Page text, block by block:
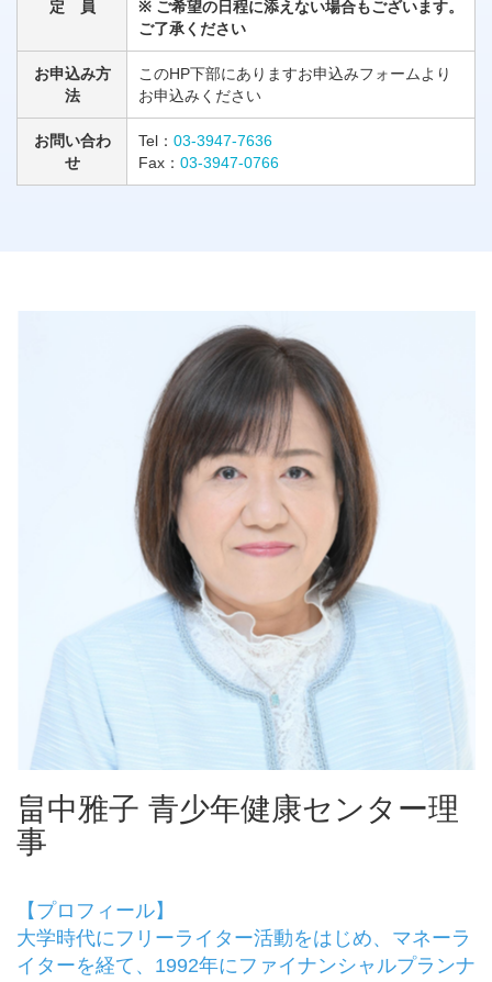
定 員
※ ご希望の日程に添えない場合もございます。
ご了承ください
お申込み方
法
このHP下部にありますお申込みフォームより
お申込みください
お問い合わ
せ
Tel： 03-3947-7636
Fax： 03-3947-0766
畠中雅子 青少年健康センター理
事
【プロフィール】
大学時代にフリーライター活動をはじめ、マネーラ
イターを経て、1992年にファイナンシャルプランナ